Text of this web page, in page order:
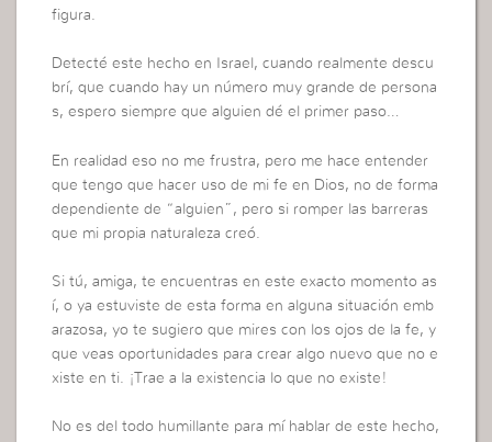
figura.
Detecté este hecho en Israel, cuando realmente descu
brí, que cuando hay un número muy grande de persona
s, espero siempre que alguien dé el primer paso…
En realidad eso no me frustra, pero me hace entender
que tengo que hacer uso de mi fe en Dios, no de forma
dependiente de “alguien”, pero si romper las barreras
que mi propia naturaleza creó.
Si tú, amiga, te encuentras en este exacto momento as
í, o ya estuviste de esta forma en alguna situación emb
arazosa, yo te sugiero que mires con los ojos de la fe, y
que veas oportunidades para crear algo nuevo que no e
xiste en ti. ¡Trae a la existencia lo que no existe!
No es del todo humillante para mí hablar de este hecho,